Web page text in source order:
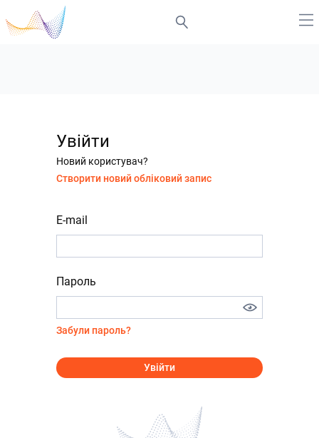
Увійти
Новий користувач?
Створити новий обліковий запис
E-mail
Пароль
Забули пароль?
Увійти